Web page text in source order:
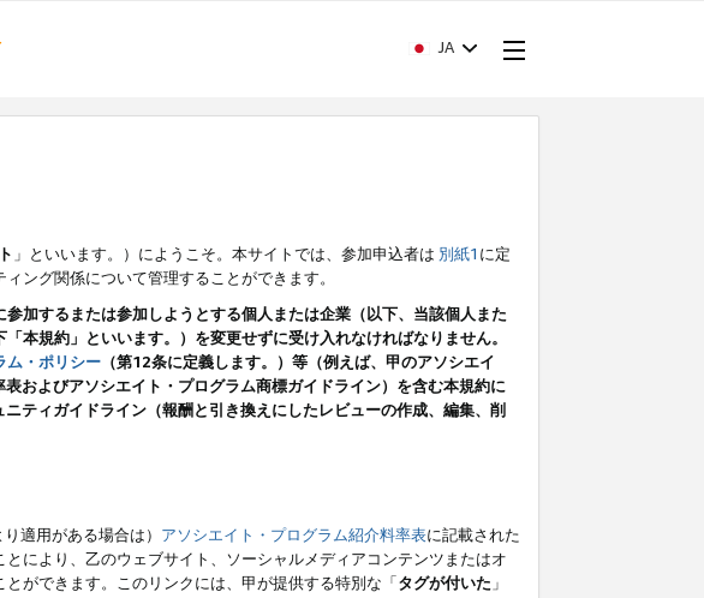
JA
」といいます。）にようこそ。本サイトでは、参加申込者は 別紙1 に定
ング関係について管理することができます。
加するまたは参加しようとする個人または企業（以下、当該個人また
本規約」といいます。）を変更せずに受け入れなければなりません。
ム・ポリシー （第12条に定義します。）等（例えば、甲のアソシエイ
およびアソシエイト・プログラム商標ガイドライン）を含む本規約に
ィガイドライン（報酬と引き換えにしたレビューの作成、編集、削
適用がある場合は） アソシエイト・プログラム紹介料率表に記載された
により、乙のウェブサイト、ソーシャルメディアコンテンツまたはオ
とができます。このリンクには、甲が提供する特別な「タグが付いた 」